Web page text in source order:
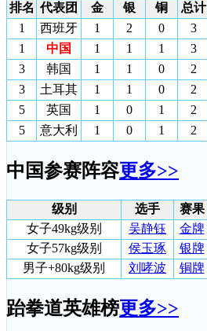
排名 代表团 金 银 铜
总计
1
西班牙 1 2 0
3
1
中国 1 1 1
3
3
韩国 1 1 0
2
3
土耳其 1 1 0
2
5
英国 1 0 1
2
5
意大利 1 0 1 2
中国参赛阵容更多>>
级别 选手
赛果
女子49kg级别
吴静钰
金牌
女子57kg级别
侯玉琢
银牌
男子+80kg级别
刘哮波 铜牌
跆拳道英雄榜更多>>